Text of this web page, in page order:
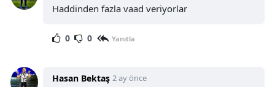
Haddinden fazla vaad veriyorlar
0 0 Yanıtla
Hasan Bektaş 2 ay önce